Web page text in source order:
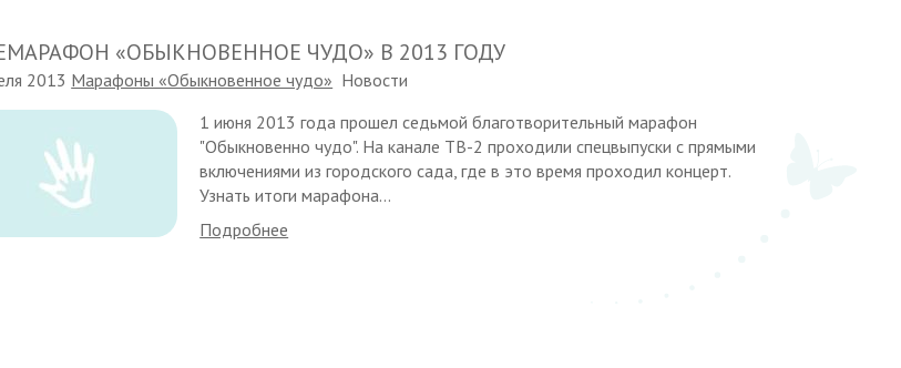
«ОБЫКНОВЕННОЕ ЧУДО» В 2013 ГОДУ
2013 Марафоны «Обыкновенное чудо» Новости
1 июня 2013 года прошел седьмой благотворительный марафон
"Обыкновенно чудо". На канале ТВ-2 проходили спецвыпуски с прямыми
включениями из городского сада, где в это время проходил концерт.
Узнать итоги марафона...
Подробнее